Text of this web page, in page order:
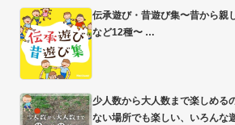
伝承遊び・昔遊び集〜昔から親
など12種〜
少人数から大人数まで楽しめる
ない場所でも楽しい、いろんな